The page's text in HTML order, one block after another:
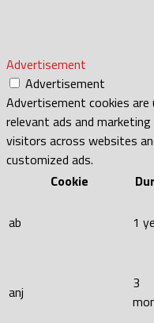
Advertisement
Advertisement
Advertisement cookies
relevant ads and
visitors across websites
customized ads.
Cookie
ab 1
anj
3